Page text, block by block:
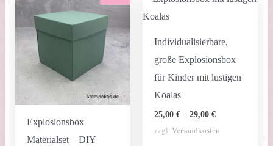
Explosionsbox
Materialset – DIY
Individualisierbare,
große Explosionsbox
für Kinder mit lustigen
Koalas
25,00€ –29,00€
zzgl.Versandkosten